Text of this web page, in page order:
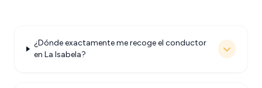
¿Dónde exactamente me recoge el conductor
en La Isabela?